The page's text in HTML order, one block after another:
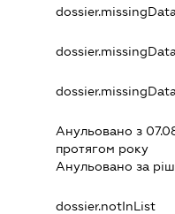
dossier.missingData
dossier.missingData
dossier.missingData
Анульовано з
протягом року
Анульовано за
dossier.notInList